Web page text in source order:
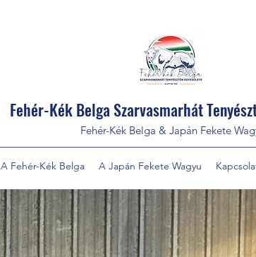
Fehér-Kék Belga Szarvasmarhát
Fehér-Kék Belga & Japán Fekete
A Fehér-Kék Belga A Japán Fekete Wagyu